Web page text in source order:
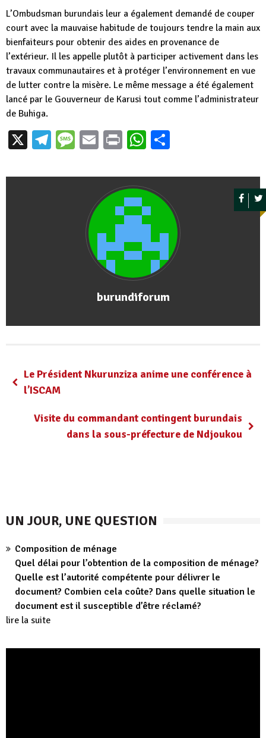
L’Ombudsman burundais leur a également demandé de couper
court avec la mauvaise habitude de toujours tendre la main aux
bienfaiteurs pour obtenir des aides en provenance de
l’extérieur. Il les appelle plutôt à participer activement dans les
travaux communautaires et à protéger l’environnement en vue
de lutter contre la misère. Le même message a été également
lancé par le Gouverneur de Karusi tout comme l’administrateur
de Buhiga.
X Telegram
Message
EmailPrintWhatsApp
burundiforum
Le Président Nkurunziza anime une conférence à
l’ISCAM
Visite du commandant contingent burundais
dans la sous-préfecture de Ndjoukou
UN JOUR, UNE QUESTION
Composition de ménage
Quel délai pour l’obtention de la composition de ménage?
Quelle est l’autorité compétente pour délivrer le
document? Combien cela coûte? Dans quelle situation le
document est il susceptible d’être réclamé?
lire la suite